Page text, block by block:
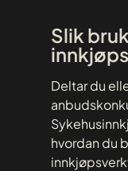
Slik
Deltar du
hvordan du